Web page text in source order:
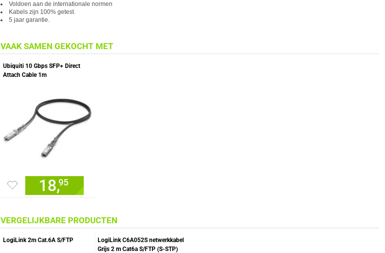
Voldoen aan de internationale normen
Kabels zijn 100% getest.
5 jaar garantie.
VAAK SAMEN GEKOCHT MET
Ubiquiti 10 Gbps SFP+ Direct
Attach Cable 1m
18,95
VERGELIJKBARE PRODUCTEN
LogiLink 2m Cat.6A S/FTP
LogiLink C6A052S netwerkkabel
Grijs 2 m Cat6a S/FTP (S-STP)